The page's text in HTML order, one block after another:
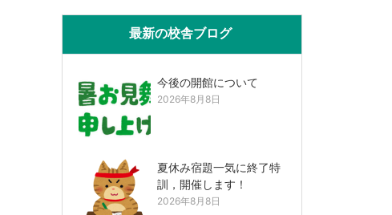
最新の校舎ブログ
今後の開館について
2026年8月8日
夏休み宿題一気に終了特
訓，開催します！
2026年8月8日